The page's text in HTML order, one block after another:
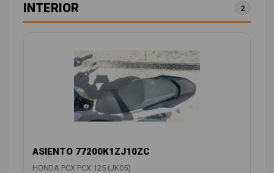
INTERIOR 2
ASIENTO 77200K1ZJ10ZC
HONDA PCX PCX 125 (JK05)